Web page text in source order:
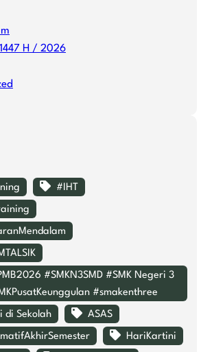
H / 2026
#IHT
#SMKN3SMD #SMK Negeri 3
#smakenthree
di Sekolah ASAS
HariKartini